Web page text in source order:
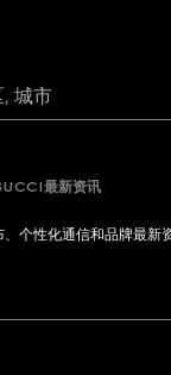
城市
最新资讯
、个性化通信和品牌最新